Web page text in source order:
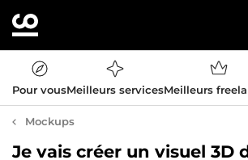
Pour vousMeilleurs servicesMeilleurs
Mockups
Je vais créer un visuel 3D